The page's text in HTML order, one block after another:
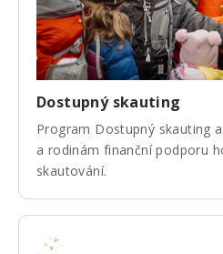
Dostupný skauting
Program Dostupný skauting
a rodinám finanční podporu
skautování.